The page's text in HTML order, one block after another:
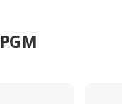
كيفية تحويل GV إلى PGM